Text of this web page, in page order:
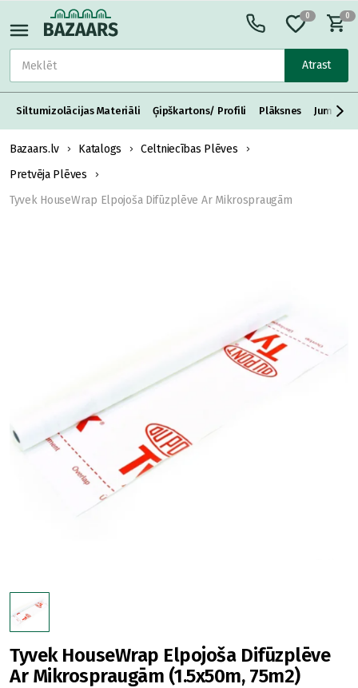
Atrast
0 0
Siltumizolācijas Materiāli Ģipškartons/ Profili Plāksnes Jumta
Bazaars.lv Katalogs
Celtniecības Plēves
Pretvēja Plēves
Tyvek HouseWrap Elpojoša Difūzplēve Ar Mikrospraugām
Tyvek HouseWrap Elpojoša Difūzplēve
Ar Mikrospraugām (1.5x50m, 75m2)